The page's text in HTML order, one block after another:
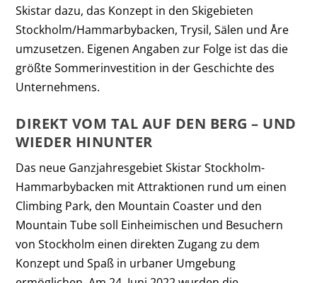
Skistar dazu, das Konzept in den Skigebieten
Stockholm/Hammarbybacken, Trysil, Sälen und Åre
umzusetzen. Eigenen Angaben zur Folge ist das die
größte Sommerinvestition in der Geschichte des
Unternehmens.
DIREKT VOM TAL AUF DEN BERG – UND
WIEDER HINUNTER
Das neue Ganzjahresgebiet Skistar Stockholm-
Hammarbybacken mit Attraktionen rund um einen
Climbing Park, den Mountain Coaster und den
Mountain Tube soll Einheimischen und Besuchern
von Stockholm einen direkten Zugang zu dem
Konzept und Spaß in urbaner Umgebung